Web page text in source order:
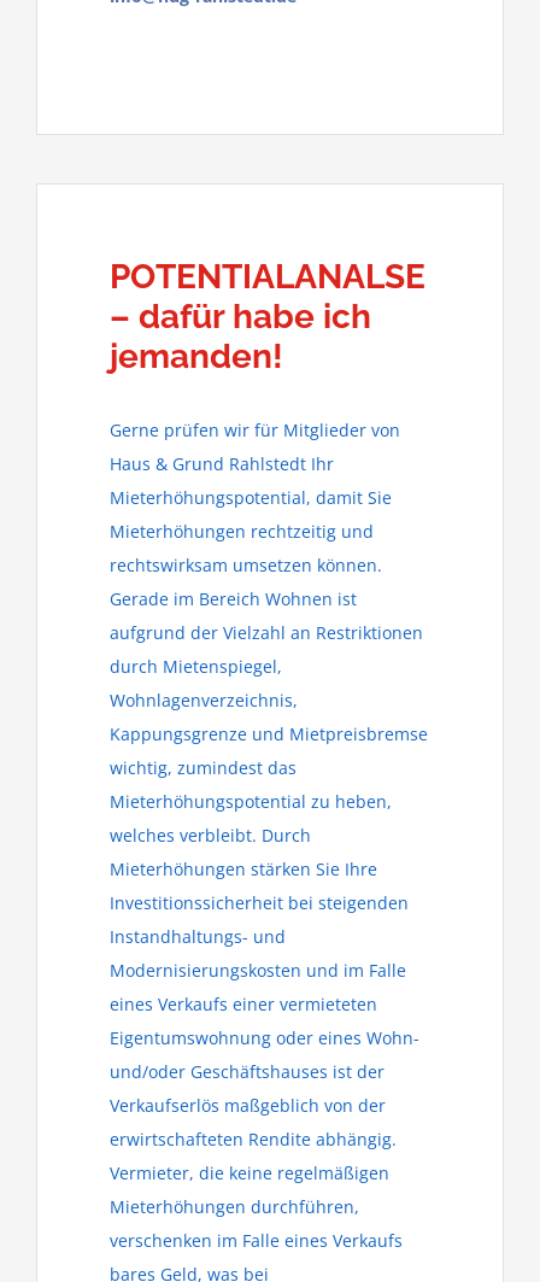
POTENTIALANALSE
– dafür habe ich
jemanden!
Gerne prüfen wir für Mitglieder von
Haus & Grund Rahlstedt Ihr
Mieterhöhungspotential, damit Sie
Mieterhöhungen rechtzeitig und
rechtswirksam umsetzen können.
Gerade im Bereich Wohnen ist
aufgrund der Vielzahl an Restriktionen
durch Mietenspiegel,
Wohnlagenverzeichnis,
Kappungsgrenze und Mietpreisbremse
wichtig, zumindest das
Mieterhöhungspotential zu heben,
welches verbleibt. Durch
Mieterhöhungen stärken Sie Ihre
Investitionssicherheit bei steigenden
Instandhaltungs- und
Modernisierungskosten und im Falle
eines Verkaufs einer vermieteten
Eigentumswohnung oder eines Wohn-
und/oder Geschäftshauses ist der
Verkaufserlös maßgeblich von der
erwirtschafteten Rendite abhängig.
Vermieter, die keine regelmäßigen
Mieterhöhungen durchführen,
verschenken im Falle eines Verkaufs
bares Geld, was bei